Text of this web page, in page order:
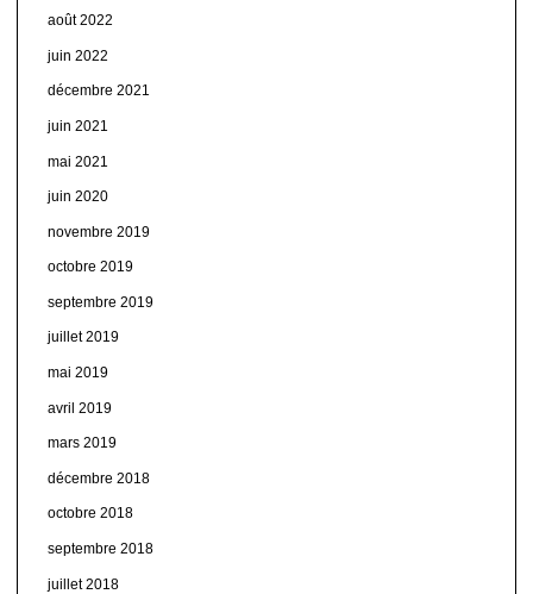
août 2022
juin 2022
décembre 2021
juin 2021
mai 2021
juin 2020
novembre 2019
octobre 2019
septembre 2019
juillet 2019
mai 2019
avril 2019
mars 2019
décembre 2018
octobre 2018
septembre 2018
juillet 2018